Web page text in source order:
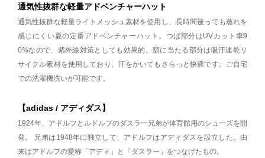
通気性抜群な軽量アドベンチャーハット
通気性抜群な軽量ライトメッシュ素材を使用し、長時間被っても蒸れを
感じにくい夏の定番アドベンチャーハット。つば部分はUVカット率9
0%なので、紫外線対策としても効果的。額に当たる部分は吸汗速乾リ
サイクル素材を使用しており、汗をかいてもさらっと快適です。ご自宅
での洗濯機洗いが可能です。
【adidas / アディダス】
1924年、アドルフとルドルフのダスラー兄弟が体育館用のシューズを開
発。 兄弟は1948年に独立して、アドルフはアディダスを設立した。由
来はアドルフの愛称「アディ」と「ダスラー」をつなげたもの。